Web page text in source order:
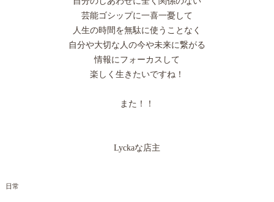
芸能ゴシップに一喜一憂して
人生の時間を無駄に使うことなく
自分や大切な人の今や未来に繋がる
情報にフォーカスして
楽しく生きたいですね！
また！！
Lyckaな店主
日常